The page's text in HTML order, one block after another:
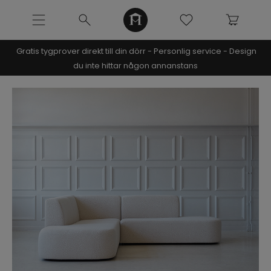
NOOMI x KRISTIN
SOFFOR
Beau modular
Gratis tygprover direkt till din dörr - Personlig service - Design
du inte hittar någon annanstans